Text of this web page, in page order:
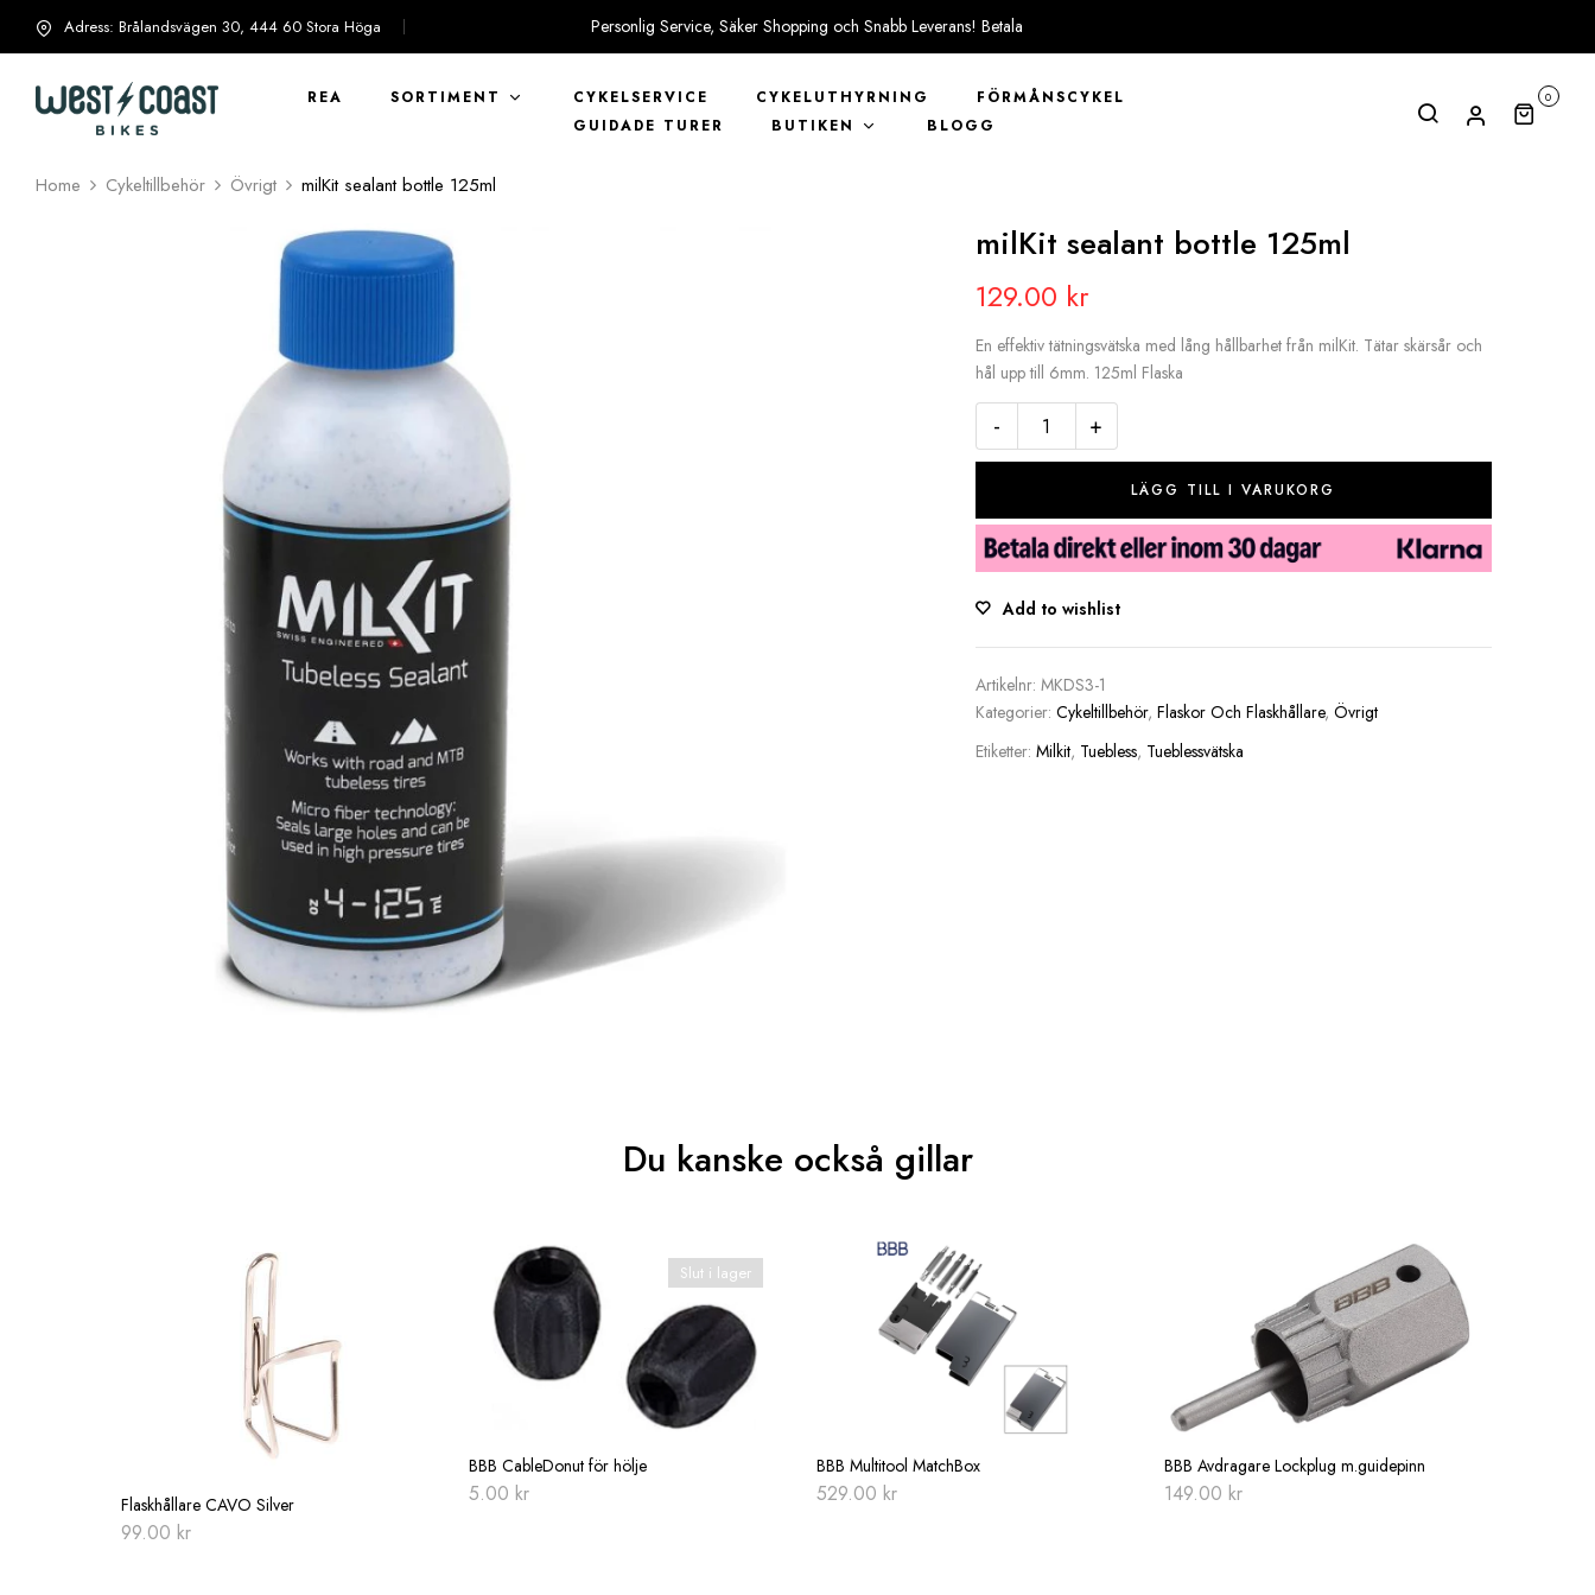
Adress: Brålandsvägen 30, 444 60 Stora Höga
info@westcoastbikes.se
Personlig Service, Säker Shopping och Snabb Leverans! Betala
REA SORTIMENT CYKELSERVICE CYKELUTHYRNING
FÖRMÅNSCYKEL
GUIDADE TURER
BUTIKEN BLOGG
0
Home Cykeltillbehör Övrigt milKit sealant bottle 125ml
milKit sealant bottle 125ml
129.00 kr
En effektiv tätningsvätska med lång hållbarhet från milKit. Tätar skärsår och
hål upp till 6mm. 125ml Flaska
- +
LÄGG TILL I VARUKORG
Add to wishlist
Artikelnr: MKDS3-1
Kategorier: Cykeltillbehör, Flaskor Och Flaskhållare, Övrigt
Etiketter: Milkit, Tuebless, Tueblessvätska
Du kanske också gillar
Flaskhållare CAVO Silver
99.00 kr
Slut i lager
BBB CableDonut för hölje
5.00 kr
BBB Multitool MatchBox
529.00 kr
BBB Avdragare Lockplug m.guidepinn
149.00 kr